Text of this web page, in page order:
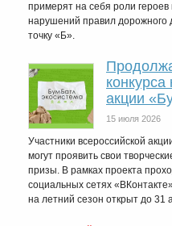
примерят на себя роли героев
нарушений правил дорожного
точку «Б».
конкурса
акции
15 июля 2026
Участники всероссийской
могут проявить свои
призы. В рамках проекта
социальных сетях
на летний сезон открыт до 31